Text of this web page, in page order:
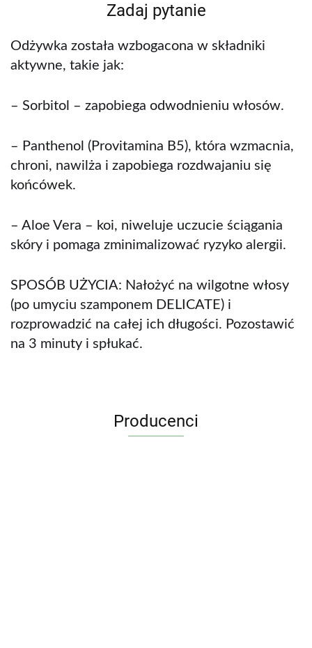
Zadaj pytanie
Odżywka została wzbogacona w składniki
aktywne, takie jak:
– Sorbitol – zapobiega odwodnieniu włosów.
– Panthenol (Provitamina B5), która wzmacnia,
chroni, nawilża i zapobiega rozdwajaniu się
końcówek.
– Aloe Vera – koi, niweluje uczucie ściągania
skóry i pomaga zminimalizować ryzyko alergii.
SPOSÓB UŻYCIA: Nałożyć na wilgotne włosy
(po umyciu szamponem DELICATE) i
rozprowadzić na całej ich długości. Pozostawić
na 3 minuty i spłukać.
Producenci